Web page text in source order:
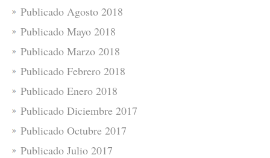
Publicado Agosto 2018
Publicado Mayo 2018
Publicado Marzo 2018
Publicado Febrero 2018
Publicado Enero 2018
Publicado Diciembre 2017
Publicado Octubre 2017
Publicado Julio 2017